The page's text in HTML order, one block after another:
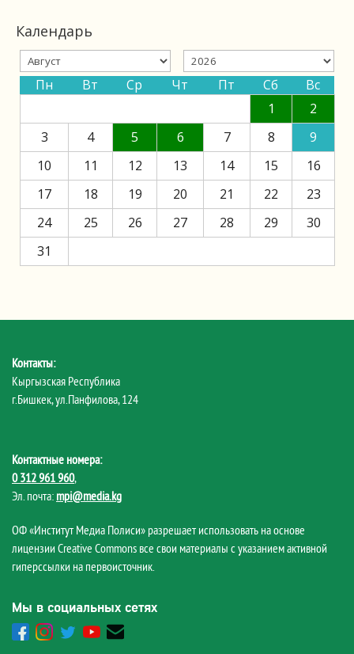
Календарь
Пн Вт Ср Чт Пт Сб
Вс
1
2
3
4 5 6 7 8
9
10
11 12 13 14 15
16
17
18 19 20 21 22
23
24
25 26 27 28 29
30
31
Контакты:
Кыргызская Республика
г.Бишкек, ул.Панфилова, 124
Контактные номера:
0 312 961 960,
Эл. почта: mpi@media.kg
ОФ «Институт Медиа Полиси» разрешает использовать на основе
лицензии Creative Commons все свои материалы с указанием активной
гиперссылки на первоисточник.
Мы в социальных сетях